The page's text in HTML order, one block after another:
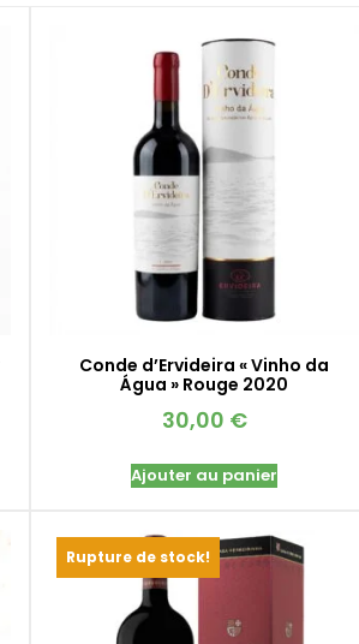
Conde d’Ervideira « Vinho da
Água » Rouge 2020
30,00 €
Ajouter au panier
Rupture de stock!